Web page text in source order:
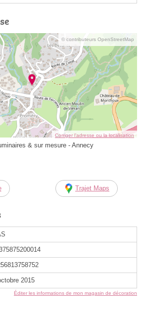
© contributeurs OpenStreetMap
Corriger l’adresse ou la localisation
& sur mesure - Annecy
Trajet Maps
2015
Éditer les informations de mon magasin de décoration